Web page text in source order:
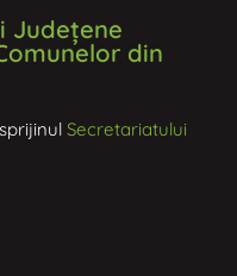
Județene
din
Secretariatului